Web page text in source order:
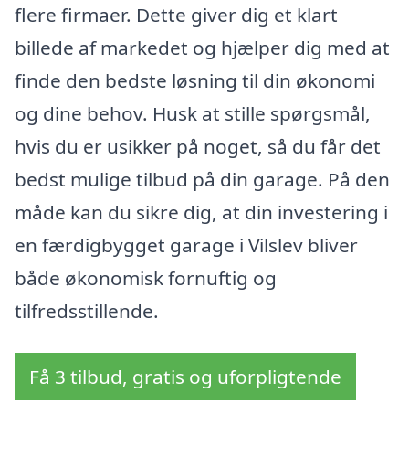
flere firmaer. Dette giver dig et klart
billede af markedet og hjælper dig med at
finde den bedste løsning til din økonomi
og dine behov. Husk at stille spørgsmål,
hvis du er usikker på noget, så du får det
bedst mulige tilbud på din garage. På den
måde kan du sikre dig, at din investering i
en færdigbygget garage i Vilslev bliver
både økonomisk fornuftig og
tilfredsstillende.
Få 3 tilbud, gratis og uforpligtende